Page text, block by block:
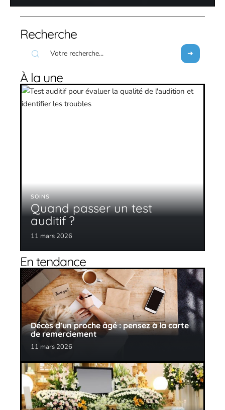
Recherche
À la une
SOINS
Quand passer un test
auditif ?
11 mars 2026
En tendance
Décès d’un proche âgé : pensez à la carte
de remerciement
11 mars 2026